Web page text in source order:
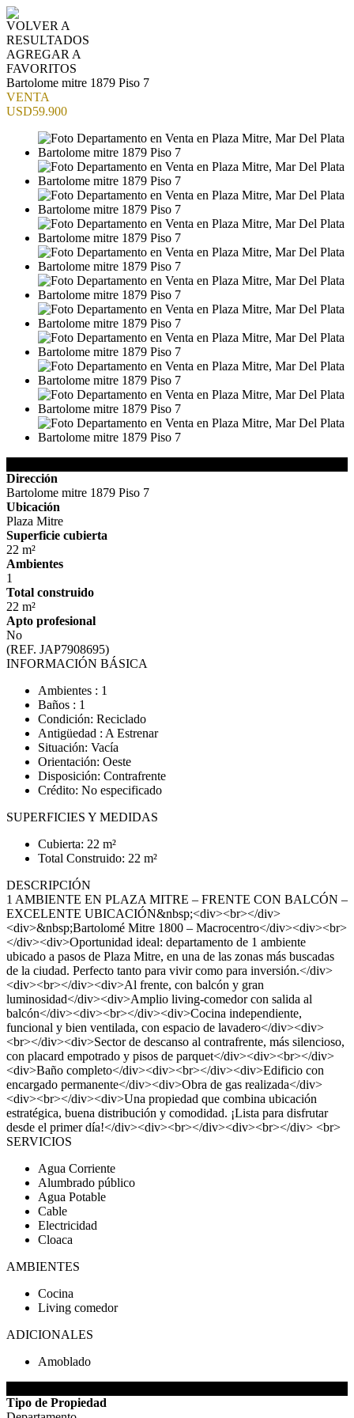
VOLVER A
RESULTADOS
AGREGAR A
FAVORITOS
Bartolome mitre 1879 Piso 7
VENTA
USD59.900
Dirección
Bartolome mitre 1879 Piso 7
Ubicación
Plaza Mitre
Superficie cubierta
22 m²
Ambientes
1
Total construido
22 m²
Apto profesional
No
(REF. JAP7908695)
INFORMACIÓN BÁSICA
Ambientes : 1
Baños : 1
Condición: Reciclado
Antigüedad : A Estrenar
Situación: Vacía
Orientación: Oeste
Disposición: Contrafrente
Crédito: No especificado
SUPERFICIES Y MEDIDAS
Cubierta: 22 m²
Total Construido: 22 m²
DESCRIPCIÓN
1 AMBIENTE EN PLAZA MITRE – FRENTE CON BALCÓN –
EXCELENTE UBICACIÓN&nbsp;<div><br></div>
<div>&nbsp;Bartolomé Mitre 1800 – Macrocentro</div><div><br>
</div><div>Oportunidad ideal: departamento de 1 ambiente
ubicado a pasos de Plaza Mitre, en una de las zonas más buscadas
de la ciudad. Perfecto tanto para vivir como para inversión.</div>
<div><br></div><div>Al frente, con balcón y gran
luminosidad</div><div>Amplio living-comedor con salida al
balcón</div><div><br></div><div>Cocina independiente,
funcional y bien ventilada, con espacio de lavadero</div><div>
<br></div><div>Sector de descanso al contrafrente, más silencioso,
con placard empotrado y pisos de parquet</div><div><br></div>
<div>Baño completo</div><div><br></div><div>Edificio con
encargado permanente</div><div>Obra de gas realizada</div>
<div><br></div><div>Una propiedad que combina ubicación
estratégica, buena distribución y comodidad. ¡Lista para disfrutar
desde el primer día!</div><div><br></div><div><br></div> <br>
SERVICIOS
Agua Corriente
Alumbrado público
Agua Potable
Cable
Electricidad
Cloaca
AMBIENTES
Cocina
Living comedor
ADICIONALES
Amoblado
Tipo de Propiedad